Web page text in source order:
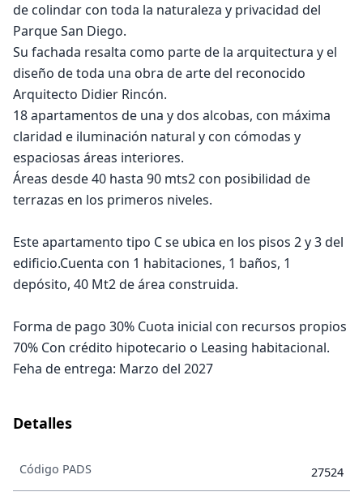
de colindar con toda la naturaleza y privacidad del
Parque San Diego.
Su fachada resalta como parte de la arquitectura y el
diseño de toda una obra de arte del reconocido
Arquitecto Didier Rincón.
18 apartamentos de una y dos alcobas, con máxima
claridad e iluminación natural y con cómodas y
espaciosas áreas interiores.
Áreas desde 40 hasta 90 mts2 con posibilidad de
terrazas en los primeros niveles.
Este apartamento tipo C se ubica en los pisos 2 y 3 del
edificio.Cuenta con 1 habitaciones, 1 baños, 1
depósito, 40 Mt2 de área construida.
Forma de pago 30% Cuota inicial con recursos propios
70% Con crédito hipotecario o Leasing habitacional.
Feha de entrega: Marzo del 2027
Detalles
Código PADS 27524